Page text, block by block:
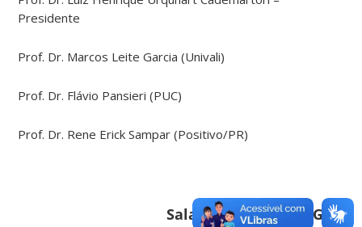
Presidente
Prof. Dr. Marcos Leite Garcia (Univali)
Prof. Dr. Flávio Pansieri (PUC)
Prof. Dr. Rene Erick Sampar (Positivo/PR)
Sala de Reuniões PPGD